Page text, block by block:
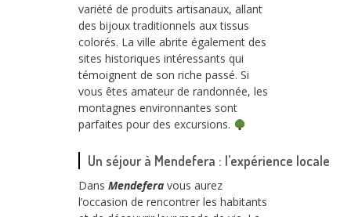
variété de produits artisanaux, allant
des bijoux traditionnels aux tissus
colorés. La ville abrite également des
sites historiques intéressants qui
témoignent de son riche passé. Si
vous êtes amateur de randonnée, les
montagnes environnantes sont
parfaites pour des excursions.
Un séjour à Mendefera : l’expérience locale
Dans Mendefera vous aurez
l’occasion de rencontrer les habitants